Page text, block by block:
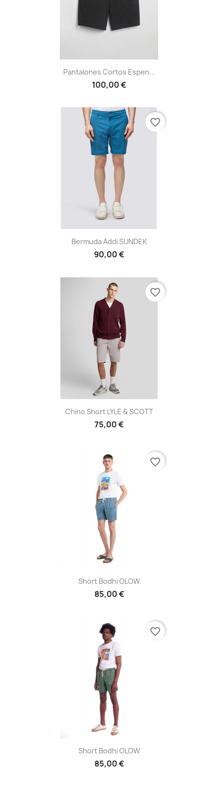
Pantalones Cortos Espen...
100,00 €
Bermuda Addi SUNDEK
90,00 €
favorite_border
Chino Short LYLE & SCOTT
75,00 €
favorite_border
Short Bodhi OLOW
85,00 €
favorite_border
Short Bodhi OLOW
85,00 €
favorite_border